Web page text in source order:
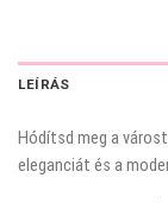
LEÍRÁS
Hódítsd meg a
eleganciát és a